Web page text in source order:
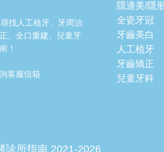
找人工植牙、牙周治
、全口重建、兒童牙
！
客服信箱
隱適美/隱
全瓷牙冠
牙齒美白
人工植牙
牙齒矯正
兒童牙科
診所指南 2021-2026